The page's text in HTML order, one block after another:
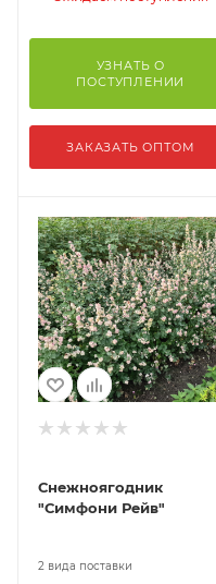
УЗНАТЬ О
ПОСТУПЛЕНИИ
ЗАКАЗАТЬ ОПТОМ
Снежноягодник
"Симфони Рейв"
2 вида поставки